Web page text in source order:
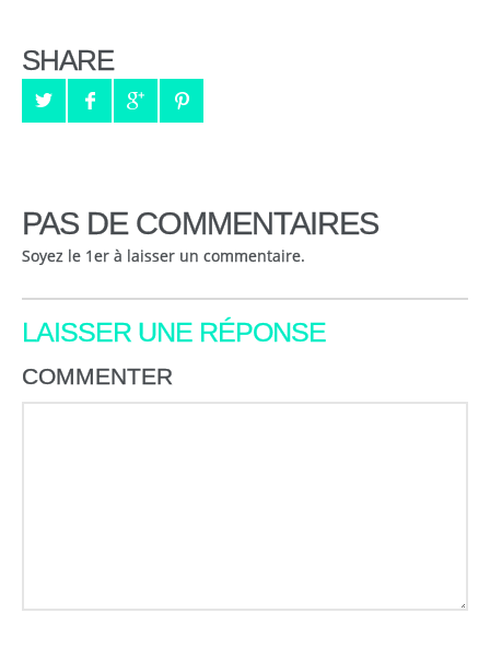
SHARE
PAS DE COMMENTAIRES
Soyez le 1er à laisser un commentaire.
LAISSER UNE RÉPONSE
COMMENTER